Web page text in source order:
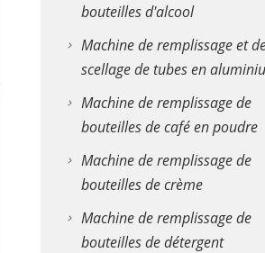
bouteilles d'alcool
Machine de remplissage et
scellage de tubes en
Machine de remplissage de
bouteilles de café en poudre
Machine de remplissage de
bouteilles de crème
Machine de remplissage de
bouteilles de détergent